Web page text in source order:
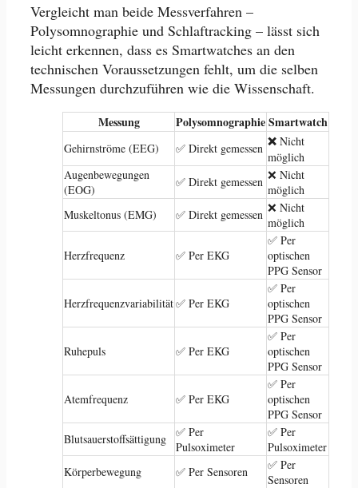
Vergleicht man beide Messverfahren –
Polysomnographie und Schlaftracking – lässt sich
leicht erkennen, dass es Smartwatches an den
technischen Voraussetzungen fehlt, um die selben
Messungen durchzuführen wie die Wissenschaft.
Messung PolysomnographieSmartwatch
Gehirnströme (EEG) ✅ Direkt gemessen ❌ Nicht
möglich
Augenbewegungen
(EOG)
✅ Direkt gemessen ❌ Nicht
möglich
Muskeltonus (EMG)
✅ Direkt gemessen ❌ Nicht
möglich
Herzfrequenz ✅ Per EKG
✅ Per
optischen
PPG Sensor
Herzfrequenzvariabilität✅ Per EKG
✅ Per
optischen
PPG Sensor
Ruhepuls ✅ Per EKG
✅ Per
optischen
PPG Sensor
Atemfrequenz ✅ Per EKG
✅ Per
optischen
PPG Sensor
Blutsauerstoffsättigung
✅ Per
Pulsoximeter
✅ Per
Pulsoximeter
Körperbewegung
✅ Per Sensoren
✅ Per
Sensoren